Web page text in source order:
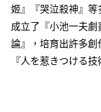
是否繳費成功／繳費
【注意事項】
１．透過由恩沛科技股
易，需依本服務之必
每筆NT$80，滿
7-11取貨付款
每筆NT$80，滿
姬』『哭泣殺神』
成立了『小池一夫
論』，培育出許多創
『人を惹きつける